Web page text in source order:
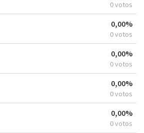
0 votos
0,00%
0 votos
0,00%
0 votos
0,00%
0 votos
0,00%
0 votos